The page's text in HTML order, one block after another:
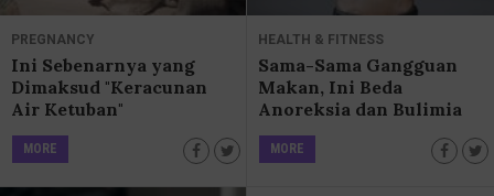
PREGNANCY
Ini Sebenarnya yang
Dimaksud "Keracunan
Air Ketuban"
MORE
HEALTH & FITNESS
Sama-Sama Gangguan
Makan, Ini Beda
Anoreksia dan Bulimia
MORE